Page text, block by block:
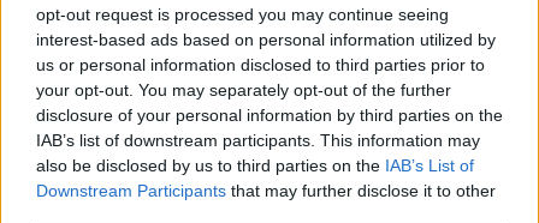
opt-out request is processed you may continue seeing
interest-based ads based on personal information utilized by
us or personal information disclosed to third parties prior to
your opt-out. You may separately opt-out of the further
disclosure of your personal information by third parties on the
IAB’s list of downstream participants. This information may
also be disclosed by us to third parties on the IAB’s List of
Downstream Participants that may further disclose it to other
14 mln. dolerių (13,8 mln. eurų) vertės dvare
JAV su princu Harry ir atžalomis gyvenanti
moteris per daugiau nei metus davė ne vieną
atvirą interviu apie savo laiką karališkoje
šeimoje.